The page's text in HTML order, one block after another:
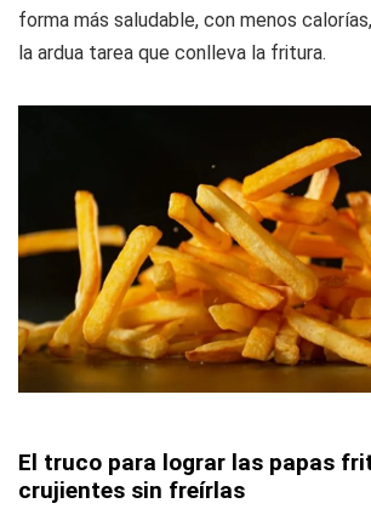
forma más saludable, con menos
la ardua tarea que conlleva la fritura.
El truco para lograr las papas
crujientes sin freírlas